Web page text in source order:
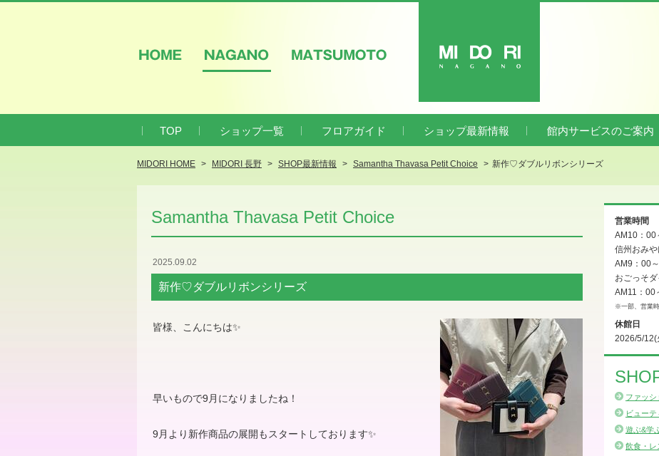
TOP ショップ一覧 フロアガイド ショップ最新情報 館内サービスのご案内
MIDORI HOME MIDORI 長野 SHOP最新情報 Samantha Thavasa Petit Choice 新作♡ダブルリボンシリーズ
Samantha Thavasa Petit Choice
2025.09.02
新作♡ダブルリボンシリーズ
皆様、こんにちは✨
早いもので9 月になりましたね！
9 月より新作商品の展開もスタートしております✨
営業時間
AM10：00
信州おみや
AM9：00
おごっそダ
AM11：00
※一部、営業時
休館日
2026/5/12(
ファッシ
ビューテ
遊ぶ&学
飲食・レ